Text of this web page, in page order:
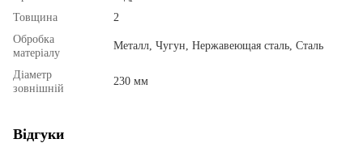
Товщина
2
Обробка
матеріалу
Металл, Чугун, Нержавеющая сталь, Сталь
Діаметр
зовнішній
230 мм
Відгуки